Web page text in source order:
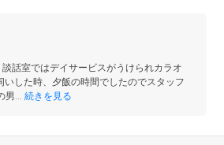
さい。24時間常駐する介護スタッフ
います。
話室ではデイサービスがうけられカラオ
した時、夕飯の時間でしたのでスタッフ
...
続きを見る